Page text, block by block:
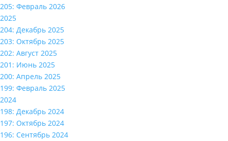
205: Февраль 2026
2025
204: Декабрь 2025
203: Октябрь 2025
202: Август 2025
201: Июнь 2025
200: Апрель 2025
199: Февраль 2025
2024
198: Декабрь 2024
197: Октябрь 2024
196: Сентябрь 2024